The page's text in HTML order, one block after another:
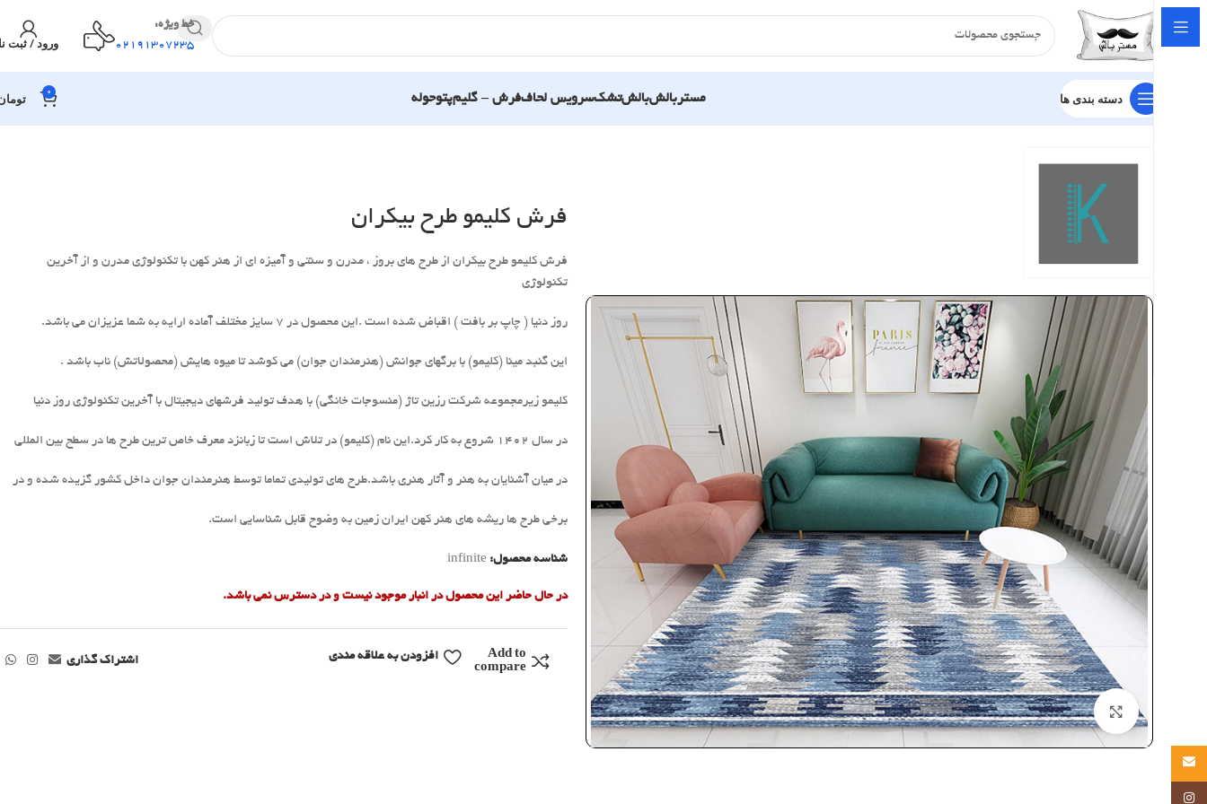
خط ویژه:
02191307235
ورود / ثبت
دسته بندی ها مستربالشبالشتشکسرویس لحاففرش – گلیمپتوحوله 0
خانه فرش - گلیم
بزرگنمایی تصویر
فرش کلیمو طرح بیکران
فرش کلیمو طرح بیکران از طرح های بروز ، مدرن و سنتی و آمیزه ای از هنر کهن با تکنولوژی مدرن و از آخرین
تکنولوژی
روز دنیا ( چاپ بر بافت ) اقباض شده است .این محصول در 7 سایز مختلف آماده ارایه به شما عزیزان می باشد.
این گنبد مینا (کلیمو) با برگهای جوانش (هنرمندان جوان) می کوشد تا میوه هایش (محصولاتش) ناب باشد .
کلیمو زیرمجموعه شرکت رزین تاژ (منسوجات خانگی) با هدف تولید فرشهای دیجیتال با آخرین تکنولوژی روز دنیا
در سال 1402 شروع به کار کرد.این نام (کلیمو) در تلاش است تا زبانزد معرف خاص ترین طرح ها در سطح بین المللی
در میان آشنایان به هنر و آثار هنری باشد.طرح های تولیدی تماما توسط هنرمندان جوان داخل کشور گزیده شده و در
برخی طرح ها ریشه های هنر کهن ایران زمین به وضوح قابل شناسایی است.
شناسه محصول: infinite
در حال حاضر این محصول در انبار موجود نیست و در دسترس نمی باشد.
Add to
compare
افزودن به علاقه مندی اشتراک گذاری